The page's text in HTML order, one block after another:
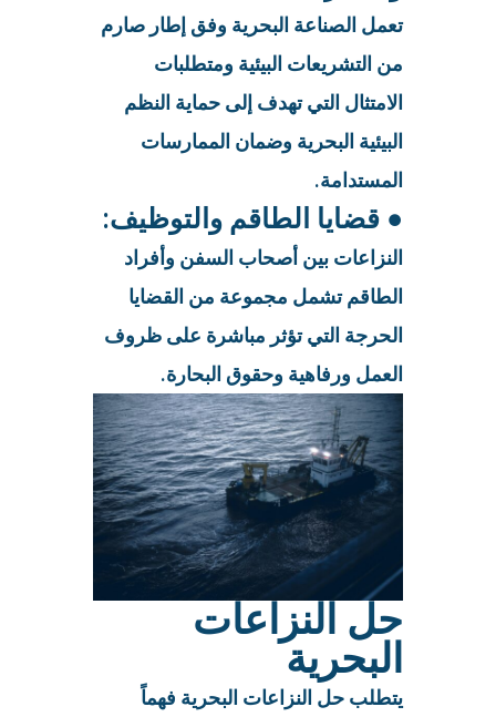
تعمل الصناعة البحرية وفق إطار صارم
من التشريعات البيئية ومتطلبات
الامتثال التي تهدف إلى حماية النظم
البيئية البحرية وضمان الممارسات
المستدامة.
● قضايا الطاقم والتوظيف:
النزاعات بين أصحاب السفن وأفراد
الطاقم تشمل مجموعة من القضايا
الحرجة التي تؤثر مباشرة على ظروف
العمل ورفاهية وحقوق البحارة.
حل النزاعات
البحرية
يتطلب حل النزاعات البحرية فهماً